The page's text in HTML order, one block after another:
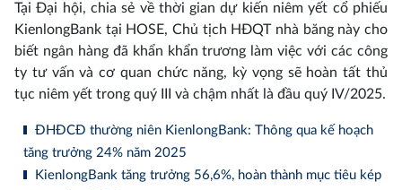
Tại Đại hội, chia sẻ về thời gian dự kiến niêm yết cổ phiếu
KienlongBank tại HOSE, Chủ tịch HĐQT nhà băng này cho
biết ngân hàng đã khẩn khẩn trương làm việc với các công
ty tư vấn và cơ quan chức năng, kỳ vọng sẽ hoàn tất thủ
tục niêm yết trong quý III và chậm nhất là đầu quý IV/2025.
ĐHĐCĐ thường niên KienlongBank: Thông qua kế hoạch
tăng trưởng 24% năm 2025
KienlongBank tăng trưởng 56,6%, hoàn thành mục tiêu kép